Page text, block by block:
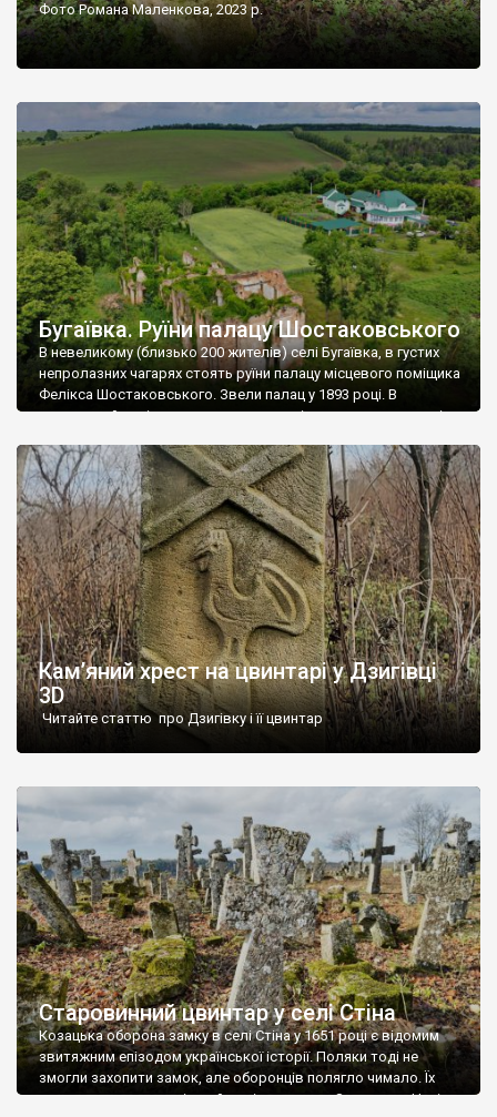
Фото Романа Маленкова, 2023 р.
Бугаївка. Руїни палацу Шостаковського
В невеликому (близько 200 жителів) селі Бугаївка, в густих
непролазних чагарях стоять руїни палацу місцевого поміщика
Фелікса Шостаковського. Звели палац у 1893 році. В
радянський період у ньому спочатку містилася школа, потім
століття тут розмістили туберкульозну лікарню. Коли із
палацу виїхала лікарня – ми точно не […]
Кам’яний хрест на цвинтарі у Дзигівці
3D
Читайте статтю про Дзигівку і її цвинтар
Старовинний цвинтар у селі Стіна
Козацька оборона замку в селі Стіна у 1651 році є відомим
звитяжним епізодом української історії. Поляки тоді не
змогли захопити замок, але оборонців полягло чимало. Їх
поховали на цвинтарі, який тоді називався Замковим. Нині на